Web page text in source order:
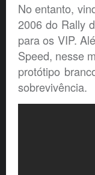
No entanto,
2006 do Rally
para os VIP.
Speed, nesse
protótipo
sobrevivência.